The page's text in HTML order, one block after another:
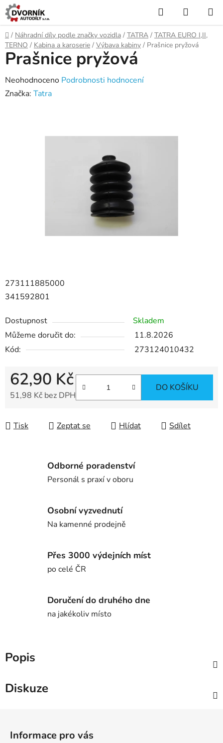
Přejít
na
obsah
Hledat
KOŠÍK
Domů
/ Náhradní díly podle značky vozidla / TATRA / TATRA EURO I,II,
TERNO / Kabina a karoserie / Výbava kabiny / Prašnice pryžová
273111885000
341592801
Dostupnost
Skladem
Můžeme doručit do:
11.8.2026
Kód:
273124010432
62,90 Kč
51,98 Kč bez DPH
DO KOŠÍKU
Tisk Zeptat se Hlídat Sdílet
Prašnice pryžová
Průměrné
hodnocení
Neohodnoceno Podrobnosti hodnocení
Značka: Tatra
Odborné poradenství
Personál s praxí v oboru
Osobní vyzvednutí
Na kamenné prodejně
Přes 3000 výdejních míst
po celé ČR
Doručení do druhého dne
na jakékoliv místo
Popis
Diskuze
Informace pro vás